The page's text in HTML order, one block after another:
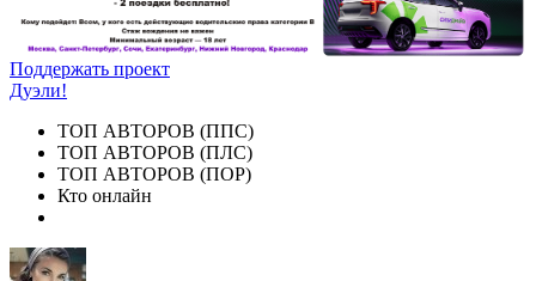
Поддержать проект
Дуэли!
ТОП АВТОРОВ (ППС)
ТОП АВТОРОВ (ПЛС)
ТОП АВТОРОВ (ПОР)
Кто онлайн